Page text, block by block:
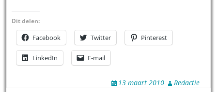
Dit delen:
Facebook Twitter Pinterest
LinkedIn E-mail
13 maart 2010 Redactie